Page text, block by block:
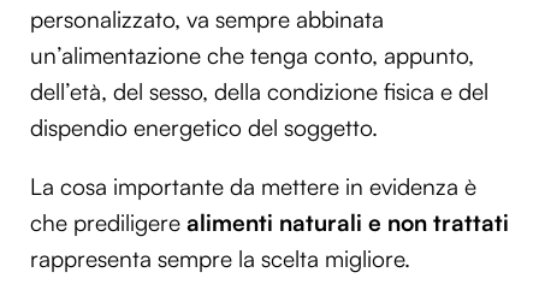
personalizzato, va sempre abbinata
un’alimentazione che tenga conto, appunto,
dell’età, del sesso, della condizione fisica e del
dispendio energetico del soggetto.
La cosa importante da mettere in evidenza è
che prediligere alimenti naturali e non trattati
rappresenta sempre la scelta migliore.